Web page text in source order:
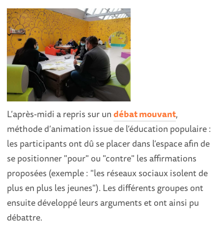
L’après-midi a repris sur undébat mouvant,
méthode d’animation issue de l’éducation populaire :
les participants ont dû se placer dans l’espace afin de
se positionner "pour" ou "contre" les affirmations
proposées (exemple : "les réseaux sociaux isolent de
plus en plus les jeunes"). Les différents groupes ont
ensuite développé leurs arguments et ont ainsi pu
débattre.